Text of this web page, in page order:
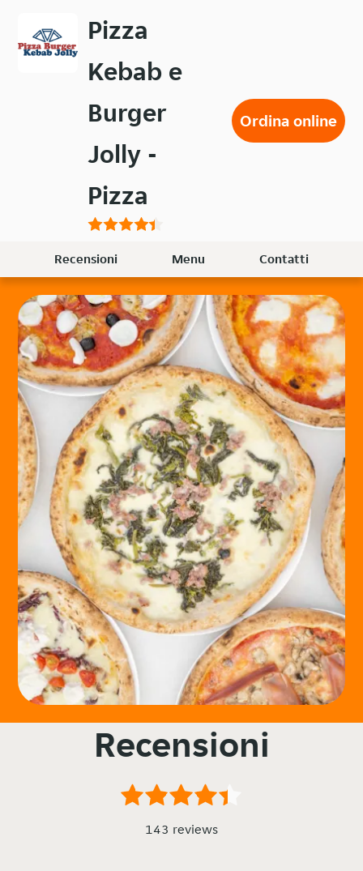
contenuto
Pizza
Kebab e
Burger
Jolly -
Pizza
Ordina online
Recensioni Menu Contatti
Recensioni
143 reviews